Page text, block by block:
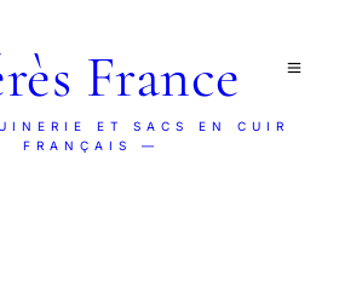
France
ET SACS EN CUIR
FRANÇAIS —